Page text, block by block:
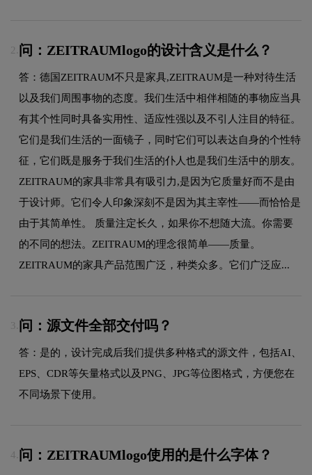
2. 问：ZEITRAUMlogo的设计含义是什么？
答：德国ZEITRAUM不只是家具,ZEITRAUM是一种对待生活
以及我们周围事物的态度。我们生活中相伴相随的事物应当具
有其个性同时具备实用性、适应性强以及不引人注目的特征。
它们是我们生活的一面镜子，同时它们可以表达自身的个性特
征，它们既是服务于我们生活的仆人也是我们生活中的朋友。
ZEITRAUM的家具非常具有吸引力,是因为它质量好而不是由
于设计师。它们令人印象深刻不是因为其主宰性——而恰恰是
由于其简单性。 质量注定长久，如果你不想随大流。你需要
的不同的想法。ZEITRAUM的理念很简单——质量。
ZEITRAUM的家具产品范围广泛，种类众多。它们广泛应...
3. 问：源文件全部交付吗？
答：是的，设计完成后我们提供多种格式的源文件，包括AI、
EPS、CDR等矢量格式以及PNG、JPG等位图格式，方便您在
不同场景下使用。
4. 问：ZEITRAUMlogo使用的是什么字体？